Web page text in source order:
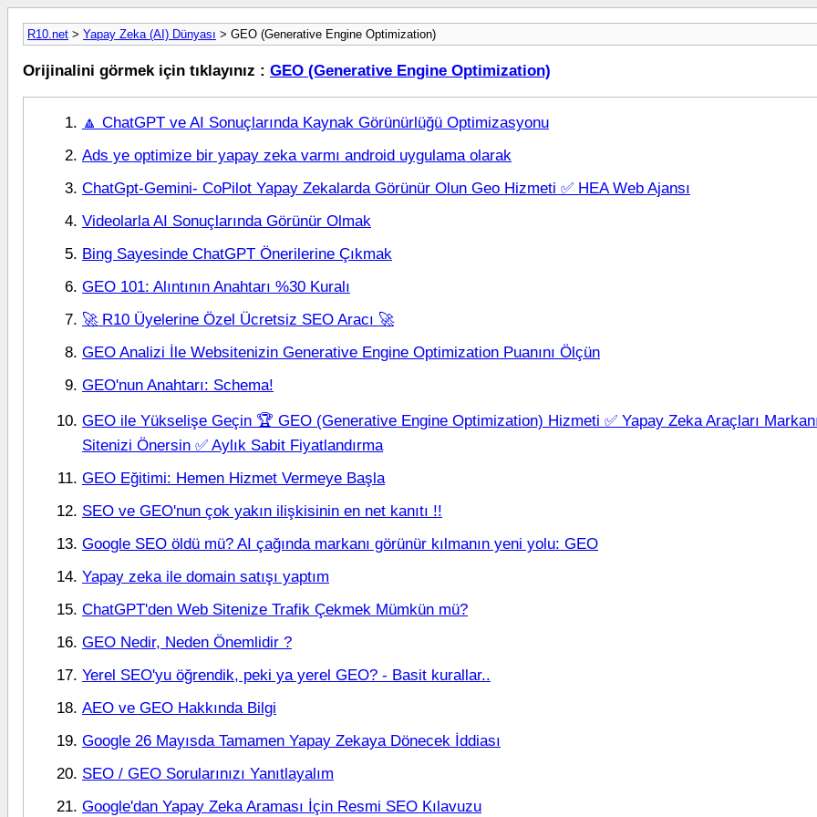
R10.net > Yapay Zeka (AI) Dünyası > GEO (Generative Engine Optimization)
Orijinalini görmek için tıklayınız : GEO (Generative Engine Optimization)
🔼 ChatGPT ve AI Sonuçlarında Kaynak Görünürlüğü Optimizasyonu
Ads ye optimize bir yapay zeka varmı android uygulama olarak
ChatGpt-Gemini- CoPilot Yapay Zekalarda Görünür Olun Geo Hizmeti ✅ HEA Web Ajansı
Videolarla AI Sonuçlarında Görünür Olmak
Bing Sayesinde ChatGPT Önerilerine Çıkmak
GEO 101: Alıntının Anahtarı %30 Kuralı
🚀 R10 Üyelerine Özel Ücretsiz SEO Aracı 🚀
GEO Analizi İle Websitenizin Generative Engine Optimization Puanını Ölçün
GEO'nun Anahtarı: Schema!
GEO ile Yükselişe Geçin 🏆 GEO (Generative Engine Optimization) Hizmeti ✅ Yapay Zeka Araçları
Sitenizi Önersin ✅ Aylık Sabit Fiyatlandırma
GEO Eğitimi: Hemen Hizmet Vermeye Başla
SEO ve GEO'nun çok yakın ilişkisinin en net kanıtı !!
Google SEO öldü mü? AI çağında markanı görünür kılmanın yeni yolu: GEO
Yapay zeka ile domain satışı yaptım
ChatGPT'den Web Sitenize Trafik Çekmek Mümkün mü?
GEO Nedir, Neden Önemlidir ?
Yerel SEO'yu öğrendik, peki ya yerel GEO? - Basit kurallar..
AEO ve GEO Hakkında Bilgi
Google 26 Mayısda Tamamen Yapay Zekaya Dönecek İddiası
SEO / GEO Sorularınızı Yanıtlayalım
Google'dan Yapay Zeka Araması İçin Resmi SEO Kılavuzu